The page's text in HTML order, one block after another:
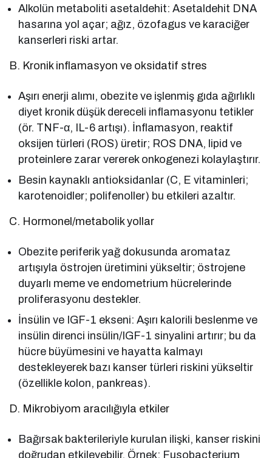
Alkolün metaboliti asetaldehit: Asetaldehit DNA
hasarına yol açar; ağız, özofagus ve karaciğer
kanserleri riski artar.
B. Kronik inflamasyon ve oksidatif stres
Aşırı enerji alımı, obezite ve işlenmiş gıda ağırlıklı
diyet kronik düşük dereceli inflamasyonu tetikler
(ör. TNF-α, IL-6 artışı). İnflamasyon, reaktif
oksijen türleri (ROS) üretir; ROS DNA, lipid ve
proteinlere zarar vererek onkogenezi kolaylaştırır.
Besin kaynaklı antioksidanlar (C, E vitaminleri;
karotenoidler; polifenoller) bu etkileri azaltır.
C. Hormonel/metabolik yollar
Obezite periferik yağ dokusunda aromataz
artışıyla östrojen üretimini yükseltir; östrojene
duyarlı meme ve endometrium hücrelerinde
proliferasyonu destekler.
İnsülin ve IGF-1 ekseni: Aşırı kalorili beslenme ve
insülin direnci insülin/IGF-1 sinyalini artırır; bu da
hücre büyümesini ve hayatta kalmayı
destekleyerek bazı kanser türleri riskini yükseltir
(özellikle kolon, pankreas).
D. Mikrobiyom aracılığıyla etkiler
Bağırsak bakterileriyle kurulan ilişki, kanser riskini
doğrudan etkileyebilir. Örnek: Fusobacterium